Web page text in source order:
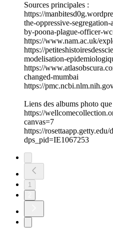
Sources principales :
https://
the-oppressive-
by-poona-plague-officer-
https://www.nam.ac.uk/
https://
modelisation-
https://
changed-mumbai
https://
Liens des albums photo
https://
canvas=7
https://
dps_pid=IE1067253
1